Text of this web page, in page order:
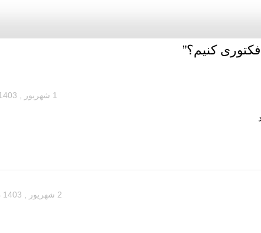
کنیم؟”
1 شهریور , 1403 در 5:39 ب.ظ
2 شهریور , 1403 در 12:11 ب.ظ